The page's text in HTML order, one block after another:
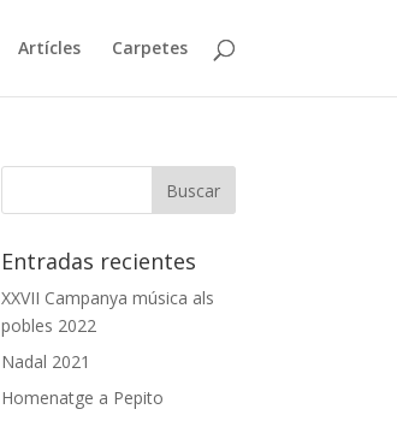
Artícles Carpetes
Entradas recientes
XXVII Campanya música als
pobles 2022
Nadal 2021
Homenatge a Pepito